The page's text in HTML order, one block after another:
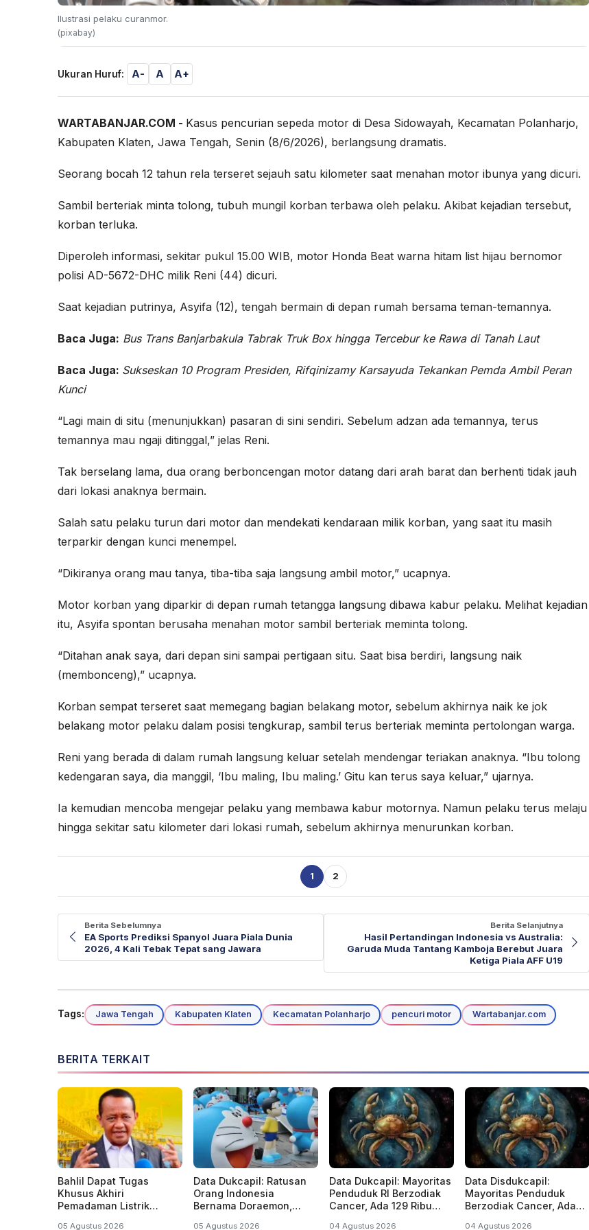
Ilustrasi pelaku curanmor.
(pixabay)
Ukuran Huruf: A- A A+
WARTABANJAR.COM - Kasus pencurian sepeda motor di Desa Sidowayah, Kecamatan Polanharjo,
Kabupaten Klaten, Jawa Tengah, Senin (8/6/2026), berlangsung dramatis.
Seorang bocah 12 tahun rela terseret sejauh satu kilometer saat menahan motor ibunya yang dicuri.
Sambil berteriak minta tolong, tubuh mungil korban terbawa oleh pelaku. Akibat kejadian tersebut,
korban terluka.
Diperoleh informasi, sekitar pukul 15.00 WIB, motor Honda Beat warna hitam list hijau bernomor
polisi AD-5672-DHC milik Reni (44) dicuri.
Saat kejadian putrinya, Asyifa (12), tengah bermain di depan rumah bersama teman-temannya.
Baca Juga: Bus Trans Banjarbakula Tabrak Truk Box hingga Tercebur ke Rawa di Tanah Laut
Baca Juga: Sukseskan 10 Program Presiden, Rifqinizamy Karsayuda Tekankan Pemda Ambil Peran
Kunci
“Lagi main di situ (menunjukkan) pasaran di sini sendiri. Sebelum adzan ada temannya, terus
temannya mau ngaji ditinggal,” jelas Reni.
Tak berselang lama, dua orang berboncengan motor datang dari arah barat dan berhenti tidak jauh
dari lokasi anaknya bermain.
Salah satu pelaku turun dari motor dan mendekati kendaraan milik korban, yang saat itu masih
terparkir dengan kunci menempel.
“Dikiranya orang mau tanya, tiba-tiba saja langsung ambil motor,” ucapnya.
Motor korban yang diparkir di depan rumah tetangga langsung dibawa kabur pelaku. Melihat kejadian
itu, Asyifa spontan berusaha menahan motor sambil berteriak meminta tolong.
“Ditahan anak saya, dari depan sini sampai pertigaan situ. Saat bisa berdiri, langsung naik
(membonceng),” ucapnya.
Korban sempat terseret saat memegang bagian belakang motor, sebelum akhirnya naik ke jok
belakang motor pelaku dalam posisi tengkurap, sambil terus berteriak meminta pertolongan warga.
Reni yang berada di dalam rumah langsung keluar setelah mendengar teriakan anaknya. “Ibu tolong
kedengaran saya, dia manggil, ‘Ibu maling, Ibu maling.’ Gitu kan terus saya keluar,” ujarnya.
Ia kemudian mencoba mengejar pelaku yang membawa kabur motornya. Namun pelaku terus melaju
hingga sekitar satu kilometer dari lokasi rumah, sebelum akhirnya menurunkan korban.
1 2
Berita Sebelumnya
EA Sports Prediksi Spanyol Juara Piala Dunia
2026, 4 Kali Tebak Tepat sang Jawara
Berita Selanjutnya
Hasil Pertandingan Indonesia vs Australia:
Garuda Muda Tantang Kamboja Berebut Juara
Ketiga Piala AFF U19
Tags: Jawa Tengah Kabupaten Klaten Kecamatan Polanharjo pencuri motor Wartabanjar.com
BERITA TERKAIT
Bahlil Dapat Tugas
Khusus Akhiri
Pemadaman Listrik
05 Agustus 2026
Data Dukcapil: Ratusan
Orang Indonesia
Bernama Doraemon,
05 Agustus 2026
Data Dukcapil: Mayoritas
Penduduk RI Berzodiak
Cancer, Ada 129 Ribu
04 Agustus 2026
Data Disdukcapil:
Mayoritas Penduduk
Berzodiak Cancer, Ada
04 Agustus 2026